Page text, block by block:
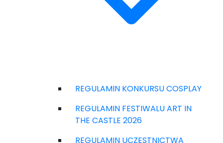
REGULAMIN KONKURSU COSPLAY
REGULAMIN FESTIWALU ART IN
THE CASTLE 2026
REGULAMIN UCZESTNICTWA